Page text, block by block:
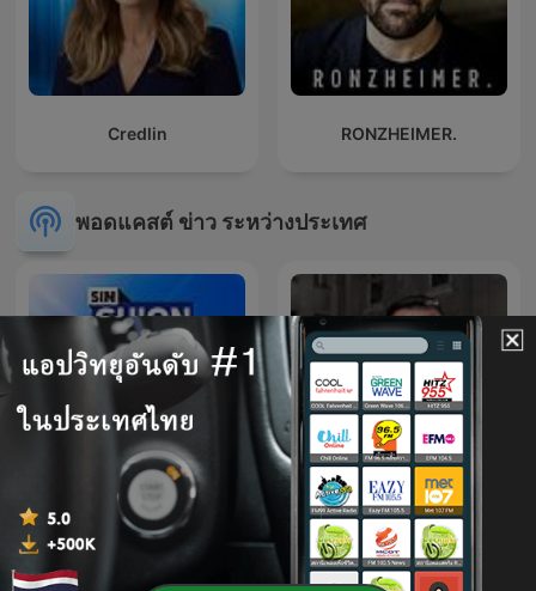
Credlin RONZHEIMER.
พอดแคสต์ ข่าว ระหว่างประเทศ
La Republica - Sin guion Kriminálka